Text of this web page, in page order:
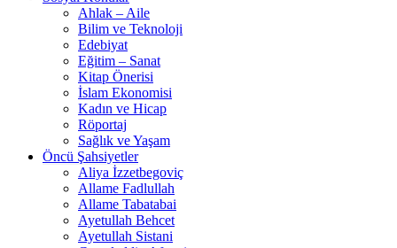
Ahlak – Aile
Bilim ve Teknoloji
Edebiyat
Eğitim – Sanat
Kitap Önerisi
İslam Ekonomisi
Kadın ve Hicap
Röportaj
Sağlık ve Yaşam
Öncü Şahsiyetler
Aliya İzzetbegoviç
Allame Fadlullah
Allame Tabatabai
Ayetullah Behcet
Ayetullah Sistani